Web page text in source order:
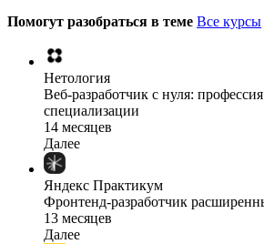
Помогут разобраться в теме Все курсы
Нетология
Веб-разработчик с нуля:
специализации
14 месяцев
Далее
Яндекс Практикум
Фронтенд-разработчик
13 месяцев
Далее